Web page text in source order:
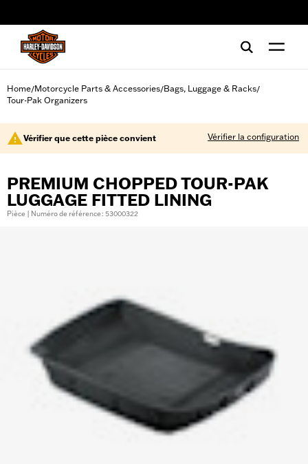
Home/Motorcycle Parts & Accessories/Bags, Luggage & Racks/
Tour-Pak Organizers
Vérifier que cette pièce convient Vérifier la configuration
PREMIUM CHOPPED TOUR-PAK
LUGGAGE FITTED LINING
Pièce | Numéro de référence : 53000322